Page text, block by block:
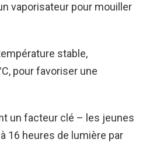
vaporisateur pour mouiller
stable,
pour favoriser une
un facteur clé – les jeunes
16 heures de lumière par